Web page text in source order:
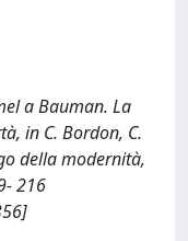
a Bauman. La
in C. Bordon, C.
della modernità,
216